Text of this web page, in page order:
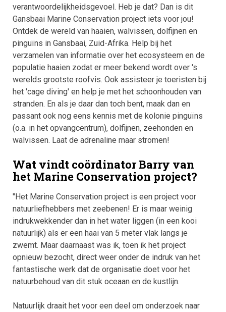
verantwoordelijkheidsgevoel. Heb je dat? Dan is dit
Gansbaai Marine Conservation project iets voor jou!
Ontdek de wereld van haaien, walvissen, dolfijnen en
pinguïns in Gansbaai, Zuid-Afrika. Help bij het
verzamelen van informatie over het ecosysteem en de
populatie haaien zodat er meer bekend wordt over 's
werelds grootste roofvis. Ook assisteer je toeristen bij
het 'cage diving' en help je met het schoonhouden van
stranden. En als je daar dan toch bent, maak dan en
passant ook nog eens kennis met de kolonie pinguïns
(o.a. in het opvangcentrum), dolfijnen, zeehonden en
walvissen. Laat de adrenaline maar stromen!
Wat vindt coördinator Barry van
het Marine Conservation project?
"Het Marine Conservation project is een project voor
natuurliefhebbers met zeebenen! Er is maar weinig
indrukwekkender dan in het water liggen (in een kooi
natuurlijk) als er een haai van 5 meter vlak langs je
zwemt. Maar daarnaast was ik, toen ik het project
opnieuw bezocht, direct weer onder de indruk van het
fantastische werk dat de organisatie doet voor het
natuurbehoud van dit stuk oceaan en de kustlijn.
Natuurlijk draait het voor een deel om onderzoek naar